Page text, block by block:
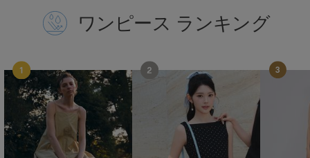
モワージュ
MUCHA
ミュシャ
NEW Balance
ニューバランス
ワンピース ランキング